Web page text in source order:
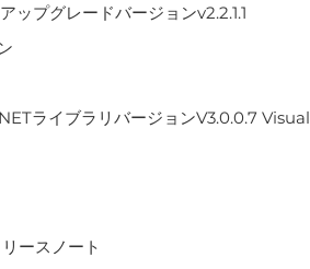
プグレードバージョンv2.2.1.1
ライブラリバージョンV3.0.0.7 Visual
ースノート